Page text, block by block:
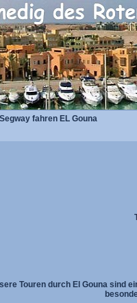
fahren EL Gouna
Touren durch El Gouna sind